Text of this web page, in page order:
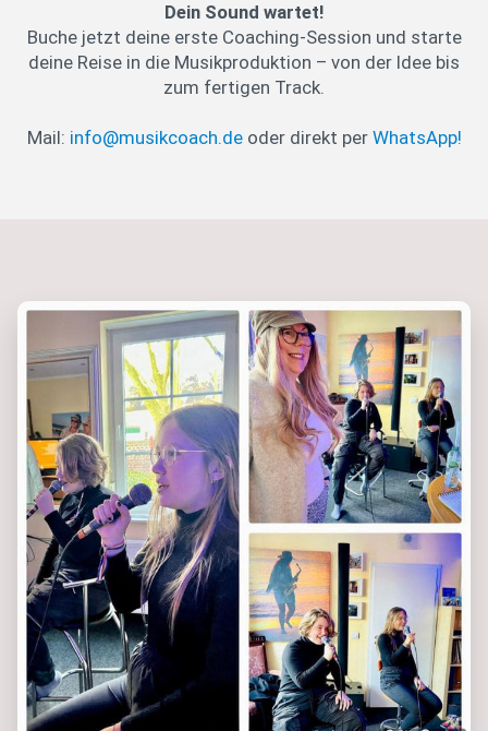
Dein Sound wartet!
Buche jetzt deine erste Coaching-Session und starte
deine Reise in die Musikproduktion – von der Idee bis
zum fertigen Track.
Mail: info@musikcoach.deoder direkt per WhatsApp!